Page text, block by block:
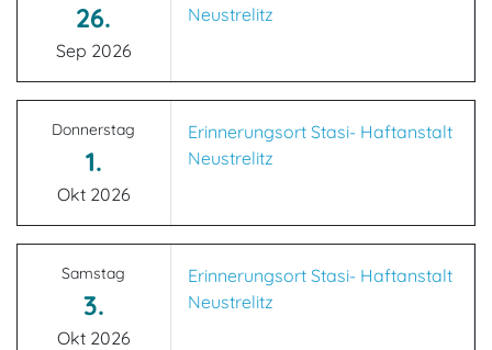
26.
Sep 2026
Neustrelitz
Donnerstag
1.
Okt 2026
Erinnerungsort Stasi- Haftanstalt
Neustrelitz
Samstag
3.
Okt 2026
Erinnerungsort Stasi- Haftanstalt
Neustrelitz